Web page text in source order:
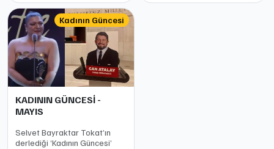
Kadının Güncesi
KADININ GÜNCESİ -
MAYIS
Selvet Bayraktar Tokat’ın
derlediği ‘Kadının Güncesi’